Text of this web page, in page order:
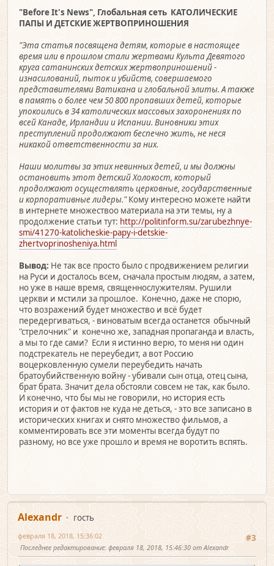
"Before It's News", Глобальная сеть КАТОЛИЧЕСКИЕ
ПАПЫ И ДЕТСКИЕ ЖЕРТВОПРИНОШЕНИЯ
"Эта статья посвящена детям, которые в настоящее
время или в прошлом стали жертвами Культа Девятого
круга сатанинских детских жертвоприношений -
изнасилований, пыток и убийств, совершаемого
представителями Ватикана и глобальной элиты. А также
в память о более чем 50 800 пропавших детей, которые
упокоились в 34 католических массовых захоронениях по
всей Канаде, Ирландии и Испании. Виновники этих
преступлений продолжают беспечно жить, не неся
никакой ответственности за них.
Наши молитвы за этих невинных детей, и мы должны
остановить этот детский Холокост, который
продолжают осуществлять церковные, государственные
и корпоративные лидеры."Кому интересно можете найти
в интернете множествоо материала на эти темы, ну а
продолжение статьи тут: http://politinform.su/zarubezhnye-
smi/41270-katolicheskie-papy-i-detskie-
zhertvoprinosheniya.html
Вывод: Не так все просто было с продвижением религии
на Руси и досталось всем, сначала простым людям, а затем,
но уже в наше время, священнослужителям. Рушили
церкви и мстили за прошлое. Конечно, даже не спорю,
что возражений будет множество и всё будет
передергиваться, - виноватым всегда останется обычный
"стрелочник" и конечно же, западная пропаганда и власть,
а мы то где сами? Если я истинно верю, то меня ни один
подстрекатель не переубедит, а вот Россию
воцерковленную сумели переубедить начать
братоубийственную войну - убивали сын отца, отец сына,
брат брата. Значит дела обстояли совсем не так, как было.
И конечно, что бы мы не говорили, но история есть
история и от фактов не куда не деться, - это все записано в
исторических книгах и снято множество фильмов, а
комментировать все эти моменты всегда будут по
разному, но все уже прошло и время не воротить вспять.
Alexandr
гость
#3
февраля 18, 2018, 15:36:02
Последнее редактирование: февраля 18, 2018, 15:46:30 от Alexandr